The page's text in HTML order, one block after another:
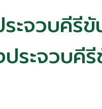
ะจวบคีรี
ประจวบคี